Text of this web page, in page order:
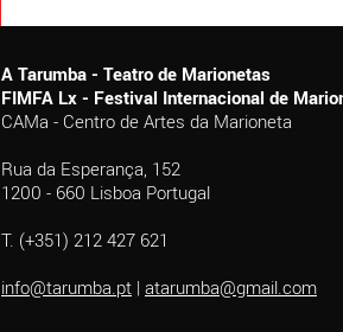
A Tarumba - Teatro de Marionetas
FIMFA Lx - Festival Internacional de
CAMa - Centro de Artes da Marioneta
Rua da Esperança, 152
1200 - 660 Lisboa Portugal
T. (+351) 212 427 621
info@tarumba.pt | atarumba@gmail.com